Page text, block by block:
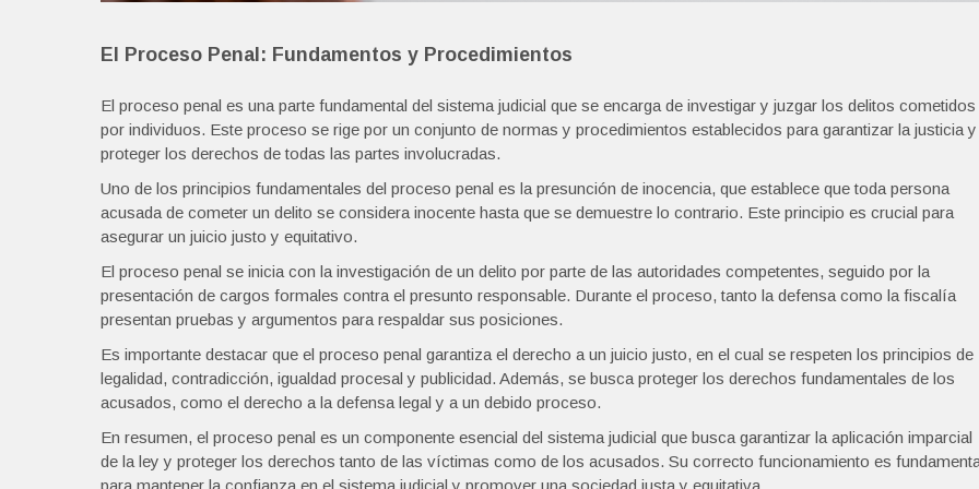
El Proceso Penal: Fundamentos y Procedimientos
El proceso penal es una parte fundamental del sistema judicial que se encarga de investigar y juzgar los delitos cometidos
por individuos. Este proceso se rige por un conjunto de normas y procedimientos establecidos para garantizar la justicia y
proteger los derechos de todas las partes involucradas.
Uno de los principios fundamentales del proceso penal es la presunción de inocencia, que establece que toda persona
acusada de cometer un delito se considera inocente hasta que se demuestre lo contrario. Este principio es crucial para
asegurar un juicio justo y equitativo.
El proceso penal se inicia con la investigación de un delito por parte de las autoridades competentes, seguido por la
presentación de cargos formales contra el presunto responsable. Durante el proceso, tanto la defensa como la fiscalía
presentan pruebas y argumentos para respaldar sus posiciones.
Es importante destacar que el proceso penal garantiza el derecho a un juicio justo, en el cual se respeten los principios de
legalidad, contradicción, igualdad procesal y publicidad. Además, se busca proteger los derechos fundamentales de los
acusados, como el derecho a la defensa legal y a un debido proceso.
En resumen, el proceso penal es un componente esencial del sistema judicial que busca garantizar la aplicación imparcial
de la ley y proteger los derechos tanto de las víctimas como de los acusados. Su correcto funcionamiento es
para mantener la confianza en el sistema judicial y promover una sociedad justa y equitativa.